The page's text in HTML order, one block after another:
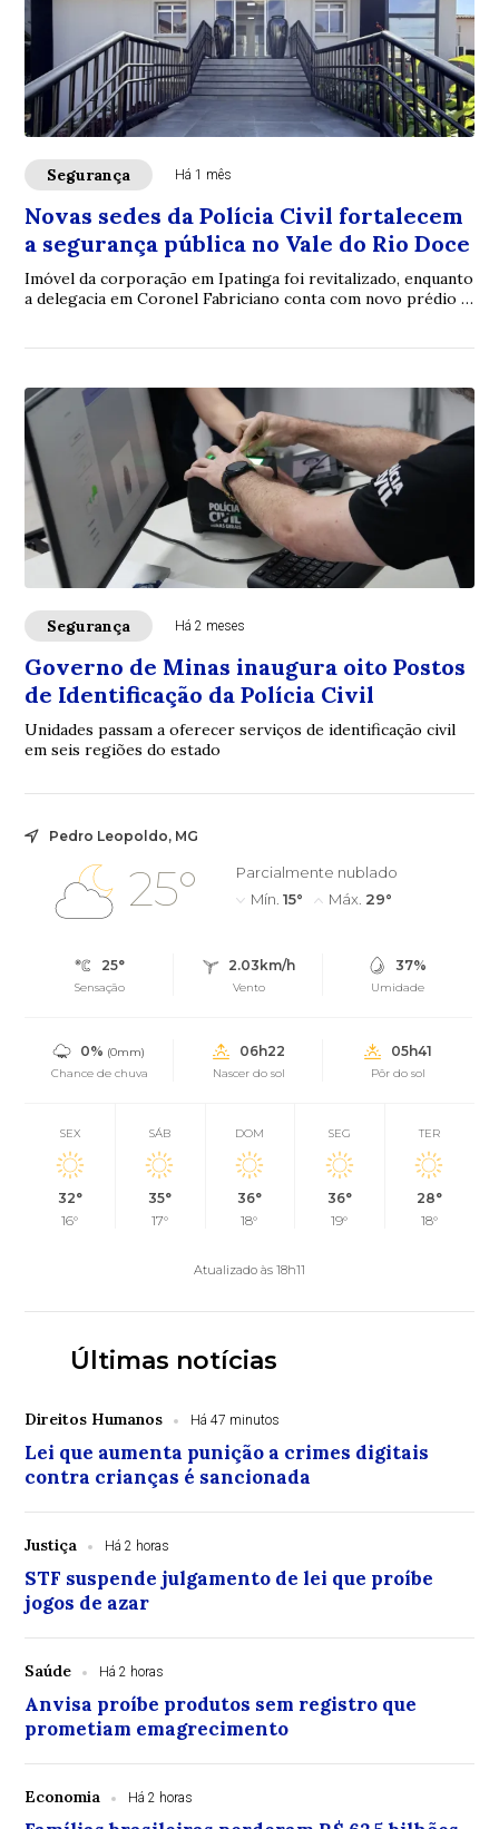
Segurança Há 1 mês
Novas sedes da Polícia Civil fortalecem
a segurança pública no Vale do Rio Doce
Imóvel da corporação em Ipatinga foi revitalizado, enquanto
a delegacia em Coronel Fabriciano conta com novo prédio e
Segurança Há 2 meses
Governo de Minas inaugura oito Postos
de Identificação da Polícia Civil
Unidades passam a oferecer serviços de identificação civil
em seis regiões do estado
Pedro Leopoldo, MG
25°
Parcialmente nublado
Mín. 15° Máx. 29°
25°
Sensação
2.03km/h
Vento
37%
Umidade
0% (0mm)
Chance de chuva
06h22
Nascer do sol
05h41
Pôr do sol
SEX
32°
16°
SÁB
35°
17°
DOM
36°
18°
SEG
36°
19°
TER
28°
18°
Atualizado às 18h11
Últimas notícias
Direitos Humanos Há 47 minutos
Lei que aumenta punição a crimes digitais
contra crianças é sancionada
Justiça Há 2 horas
STF suspende julgamento de lei que proíbe
jogos de azar
Saúde Há 2 horas
Anvisa proíbe produtos sem registro que
prometiam emagrecimento
Economia Há 2 horas